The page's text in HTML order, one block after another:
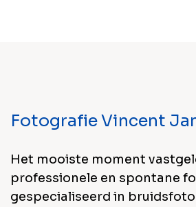
Fotografie Vincent
Het mooiste moment
professionele en spontane
gespecialiseerd in